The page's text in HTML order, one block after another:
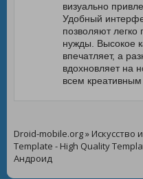
визуально
Удобный
позволяют
нужды. Высокое
впечатляет, а
вдохновляет на
всем
Droid-mobile.org» Искусство
Template - High Quality
Андроид